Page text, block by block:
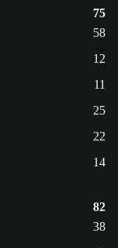
75
58
12
11
25
22
14
82
38